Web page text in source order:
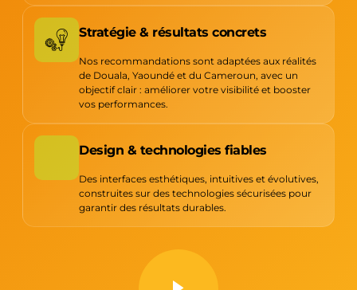
Stratégie & résultats concrets
Nos recommandations sont adaptées aux réalités
de Douala, Yaoundé et du Cameroun, avec un
objectif clair : améliorer votre visibilité et booster
vos performances.
Design & technologies fiables
Des interfaces esthétiques, intuitives et évolutives,
construites sur des technologies sécurisées pour
garantir des résultats durables.